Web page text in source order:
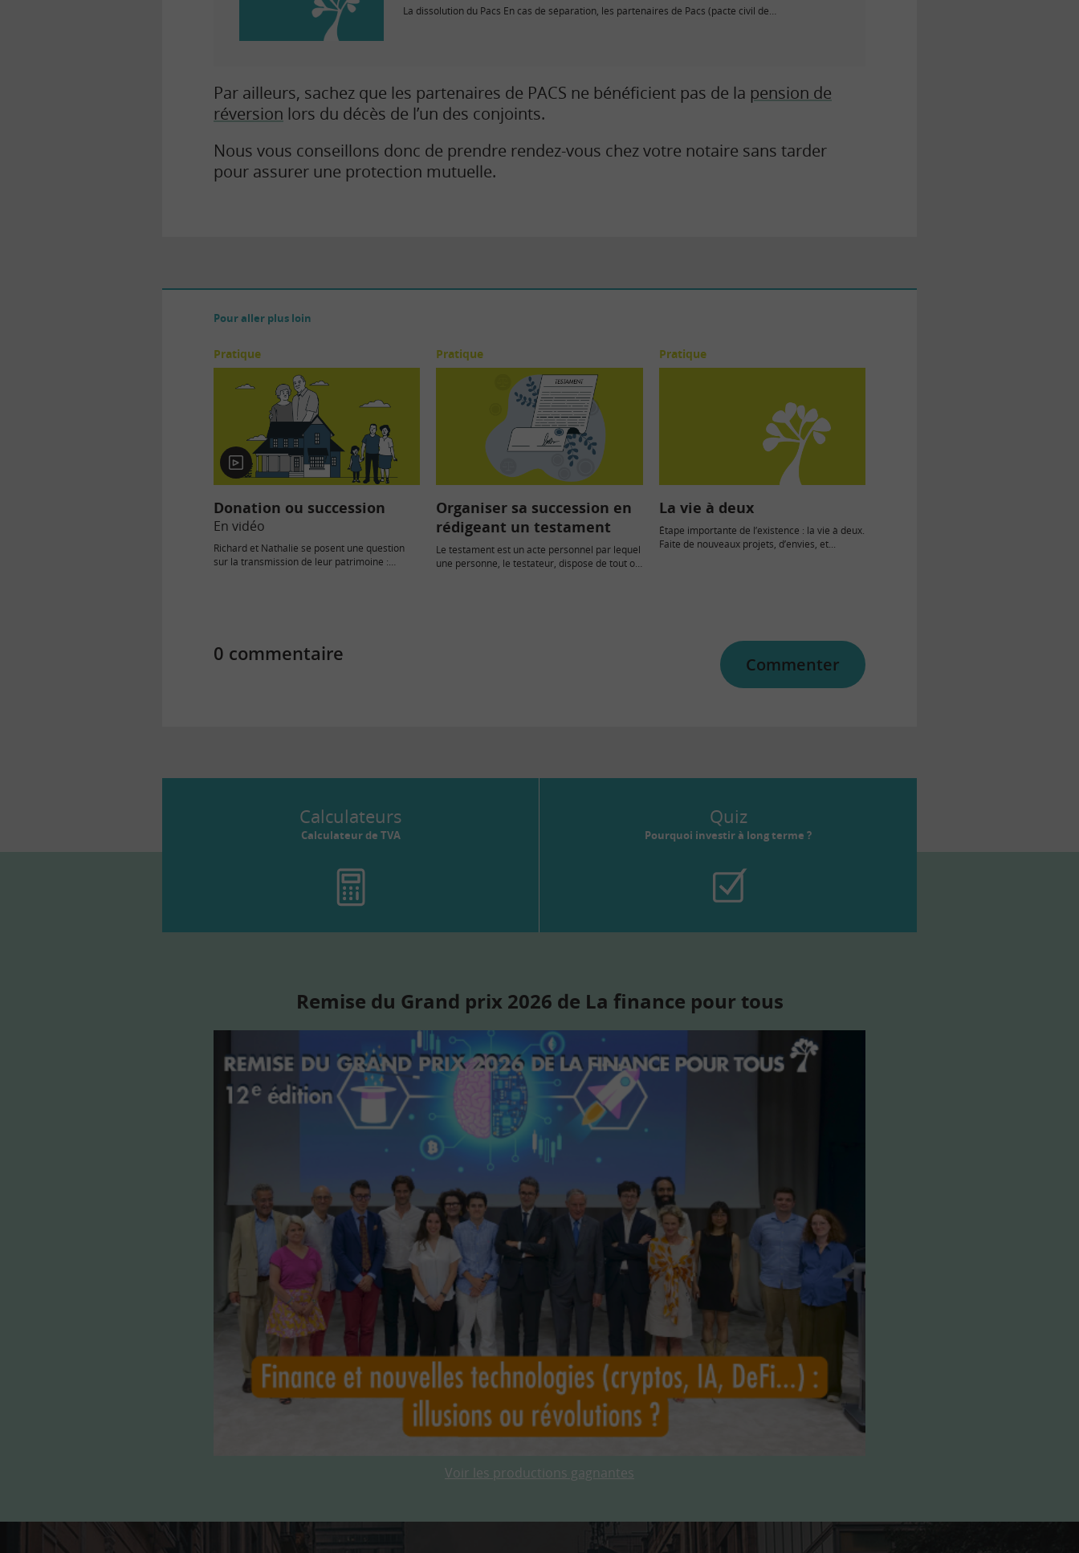
La dissolution du Pacs En cas de séparation, les partenaires de Pacs (pacte civil de…
Par ailleurs, sachez que les partenaires de PACS ne bénéficient pas de la pension de
réversion lors du décès de l’un des conjoints.
Nous vous conseillons donc de prendre rendez-vous chez votre notaire sans tarder
pour assurer une protection mutuelle.
Pour aller plus loin
Pratique
En
vidéo
Donation ou succession
En vidéo
Richard et Nathalie se posent une question
sur la transmission de leur patrimoine :
Pratique
Organiser sa succession en
rédigeant un testament
Le testament est un acte personnel par lequel
une personne, le testateur, dispose de tout ou
Pratique
La vie à deux
Étape importante de l’existence : la vie à deux.
Faite de nouveaux projets, d’envies, et...
0 commentaire Commenter
Calculateurs
Calculateur de TVA
Quiz
Pourquoi investir à long terme ?
Remise du Grand prix 2026 de La finance pour tous
Voir les productions gagnantes